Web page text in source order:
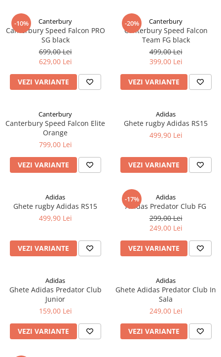
-10% Canterbury
Canterbury Speed Falcon PRO
SG black
699,00 Lei
629,00 Lei
VEZI VARIANTE
-20% Canterbury
Canterbury Speed Falcon
Team FG black
499,00 Lei
399,00 Lei
VEZI VARIANTE
Canterbury
Canterbury Speed Falcon Elite
Orange
799,00 Lei
VEZI VARIANTE
Adidas
Ghete rugby Adidas RS15
499,90 Lei
VEZI VARIANTE
Adidas
Ghete rugby Adidas RS15
499,90 Lei
VEZI VARIANTE
-17% Adidas
Adidas Predator Club FG
299,00 Lei
249,00 Lei
VEZI VARIANTE
Adidas
Ghete Adidas Predator Club
Junior
159,00 Lei
VEZI VARIANTE
Adidas
Ghete Adidas Predator Club In
Sala
249,00 Lei
VEZI VARIANTE